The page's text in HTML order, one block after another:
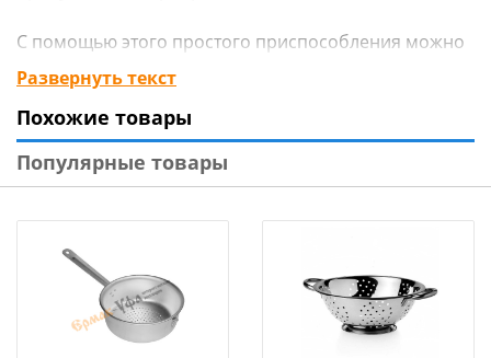
С помощью этого простого приспособления можно
легко слить жидкость с консервированных ягод,
фруктов, а также консервов из овощей.
Используется для различных банок, как стеклянных,
так и жестяных, с диаметром до 10,5см.
Изготовлено из пластмассы (полипропилен).
Развернуть текст
Похожие товары
Популярные товары